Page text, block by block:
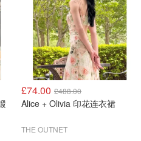
£74.00 £488.00
Alice + Olivia 印花连衣裙
THE OUTNET